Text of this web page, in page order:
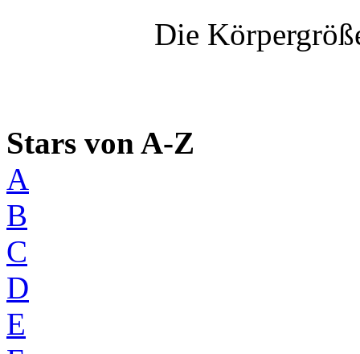
Die
Stars von A-Z
A
B
C
D
E